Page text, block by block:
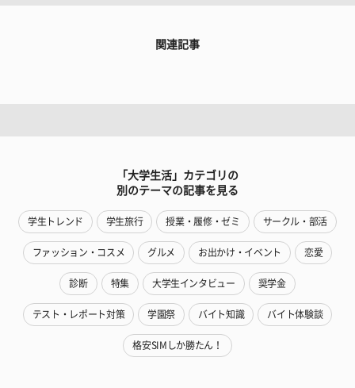
関連記事
「大学生活」カテゴリの
別のテーマの記事を見る
学生トレンド 学生旅行 授業・履修・ゼミ サークル・部活
ファッション・コスメ グルメ お出かけ・イベント 恋愛
診断 特集 大学生インタビュー 奨学金
テスト・レポート対策 学園祭 バイト知識 バイト体験談
格安SIMしか勝たん！